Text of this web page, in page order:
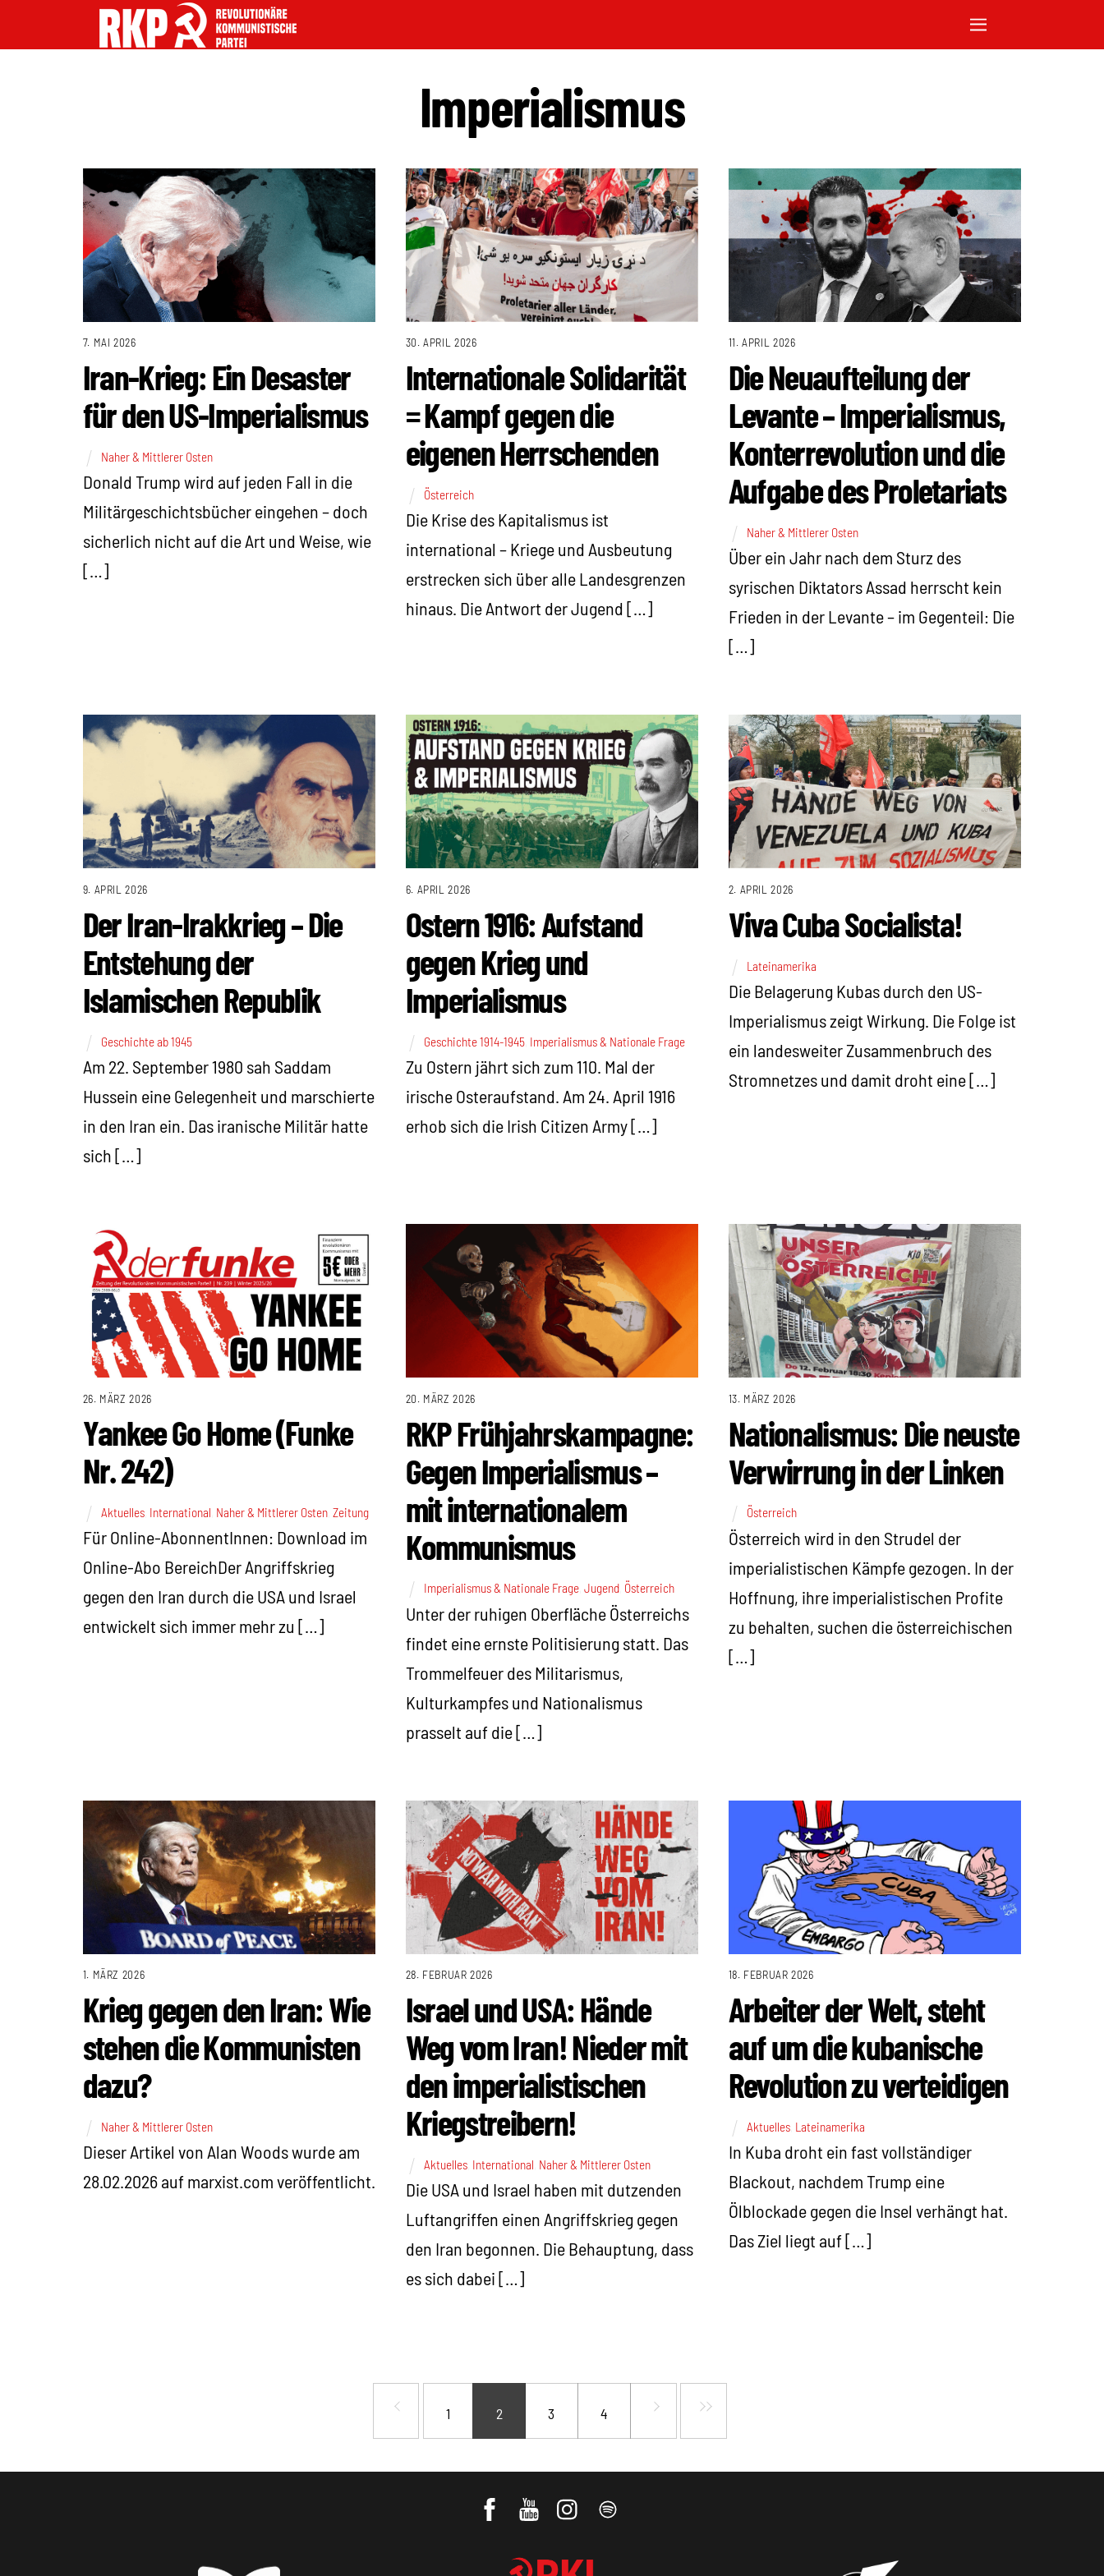
Imperialismus
7. MAI 2026
Iran-Krieg: Ein Desaster
für den US-Imperialismus
Naher & Mittlerer Osten
Donald Trump wird auf jeden Fall in die
Militärgeschichtsbücher eingehen – doch
sicherlich nicht auf die Art und Weise, wie
[…]
30. APRIL 2026
Internationale Solidarität
= Kampf gegen die
eigenen Herrschenden
Österreich
Die Krise des Kapitalismus ist
international – Kriege und Ausbeutung
erstrecken sich über alle Landesgrenzen
hinaus. Die Antwort der Jugend […]
11. APRIL 2026
Die Neuaufteilung der
Levante – Imperialismus,
Konterrevolution und die
Aufgabe des Proletariats
Naher & Mittlerer Osten
Über ein Jahr nach dem Sturz des
syrischen Diktators Assad herrscht kein
Frieden in der Levante – im Gegenteil: Die
[…]
9. APRIL 2026
Der Iran-Irakkrieg – Die
Entstehung der
Islamischen Republik
Geschichte ab 1945
Am 22. September 1980 sah Saddam
Hussein eine Gelegenheit und marschierte
in den Iran ein. Das iranische Militär hatte
sich […]
6. APRIL 2026
Ostern 1916: Aufstand
gegen Krieg und
Imperialismus
Geschichte 1914-1945, Imperialismus & Nationale Frage
Zu Ostern jährt sich zum 110. Mal der
irische Osteraufstand. Am 24. April 1916
erhob sich die Irish Citizen Army […]
2. APRIL 2026
Viva Cuba Socialista!
Lateinamerika
Die Belagerung Kubas durch den US-
Imperialismus zeigt Wirkung. Die Folge ist
ein landesweiter Zusammenbruch des
Stromnetzes und damit droht eine […]
26. MÄRZ 2026
Yankee Go Home (Funke
Nr. 242)
Aktuelles, International Naher & Mittlerer Osten, Zeitung
Für Online-AbonnentInnen: Download im
Online-Abo BereichDer Angriffskrieg
gegen den Iran durch die USA und Israel
entwickelt sich immer mehr zu […]
20. MÄRZ 2026
RKP Frühjahrskampagne:
Gegen Imperialismus –
mit internationalem
Kommunismus
Imperialismus & Nationale Frage, Jugend, Österreich
Unter der ruhigen Oberfläche Österreichs
findet eine ernste Politisierung statt. Das
Trommelfeuer des Militarismus,
Kulturkampfes und Nationalismus
prasselt auf die […]
13. MÄRZ 2026
Nationalismus: Die neuste
Verwirrung in der Linken
Österreich
Österreich wird in den Strudel der
imperialistischen Kämpfe gezogen. In der
Hoffnung, ihre imperialistischen Profite
zu behalten, suchen die österreichischen
[…]
1. MÄRZ 2026
Krieg gegen den Iran: Wie
stehen die Kommunisten
dazu?
Naher & Mittlerer Osten
Dieser Artikel von Alan Woods wurde am
28.02.2026 auf marxist.com veröffentlicht.
28. FEBRUAR 2026
Israel und USA: Hände
Weg vom Iran! Nieder mit
den imperialistischen
Kriegstreibern!
Aktuelles, International Naher & Mittlerer Osten
Die USA und Israel haben mit dutzenden
Luftangriffen einen Angriffskrieg gegen
den Iran begonnen. Die Behauptung, dass
es sich dabei […]
18. FEBRUAR 2026
Arbeiter der Welt, steht
auf um die kubanische
Revolution zu verteidigen
Aktuelles, Lateinamerika
In Kuba droht ein fast vollständiger
Blackout, nachdem Trump eine
Ölblockade gegen die Insel verhängt hat.
Das Ziel liegt auf […]
1 2 3 4